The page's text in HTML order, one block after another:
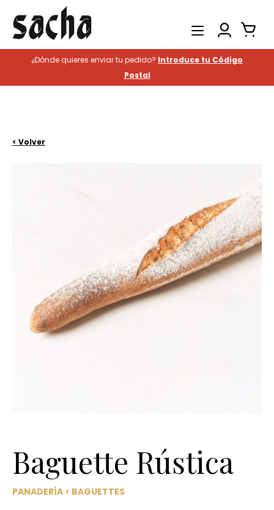
Productos
Catering
¿Dónde quieres enviar tu pedido? Introduce tu Código
Postal
< Volver
Baguette Rústica
PANADERÍA > BAGUETTES